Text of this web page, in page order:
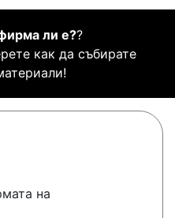
ли е??
как да събирате
на